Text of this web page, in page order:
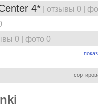
4* | отзывы 0 |
0 | фото 0